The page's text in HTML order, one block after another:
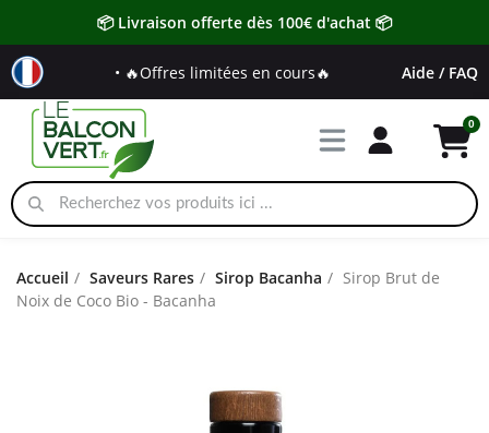
📦 Livraison offerte dès 100€ d'achat 📦
• 🔥Offres limitées en cours🔥 Aide / FAQ
Accueil Saveurs Rares Sirop Bacanha
Sirop Brut de
Noix de Coco Bio - Bacanha